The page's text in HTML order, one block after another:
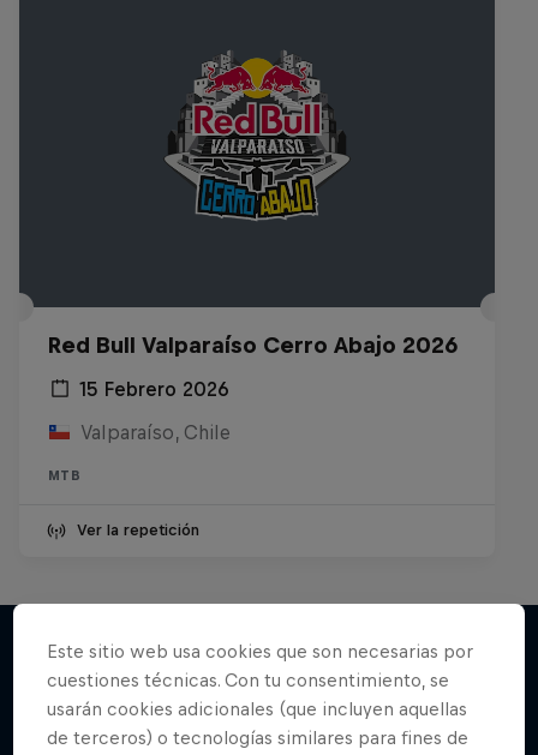
Red Bull Valparaíso Cerro Abajo 2026
15 Febrero 2026
Valparaíso, Chile
MTB
Ver la repetición
Más contenidos similares
Este sitio web usa cookies que son necesarias por
cuestiones técnicas. Con tu consentimiento, se
usarán cookies adicionales (que incluyen aquellas
de terceros) o tecnologías similares para fines de